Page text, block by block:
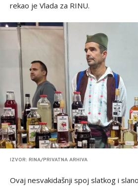
rekao je Vlada za RINU.
IZVOR: RINA/PRIVATNA ARHIVA
Ovaj nesvakidašnji spoj slatkog i